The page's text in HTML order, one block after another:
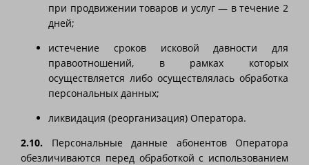
при продвижении товаров и услуг — в течение 2
дней;
истечение сроков исковой давности для
правоотношений, в рамках которых
осуществляется либо осуществлялась обработка
персональных данных;
ликвидация (реорганизация) Оператора.
2.10. Персональные данные абонентов Оператора
обезличиваются перед обработкой с использованием